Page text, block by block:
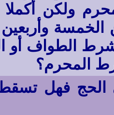
محرم ولكن
وأربعين
شرط الطواف
المحرم؟
الحج فهل